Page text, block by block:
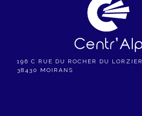
196 C RUE DU ROCHER DU LORZIER
38430 MOIRANS